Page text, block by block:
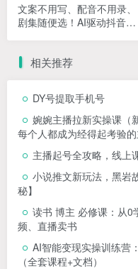
文案不用写、配音不用录、
剧集随便选！AI驱动抖音精
相关推荐
DY号提取手机号
婉婉主播拉新实操课（
每个人都成为经得起考验
主播起号全攻略，线上
小说推文新玩法，黑岩
秘】
读书 博主 必修课：从0
频、直播卖书
AI智能变现实操训练营
（全套课程+文档）